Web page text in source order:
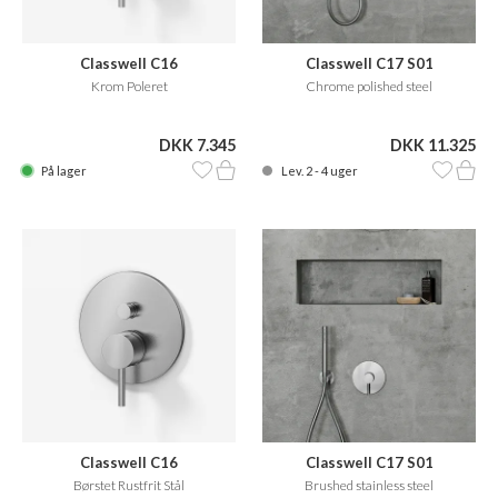
Classwell C16
Krom Poleret
DKK 7.345
På lager
Classwell C17 S01
Chrome polished steel
DKK 11.325
Lev. 2 - 4 uger
Classwell C16
Børstet Rustfrit Stål
Classwell C17 S01
Brushed stainless steel